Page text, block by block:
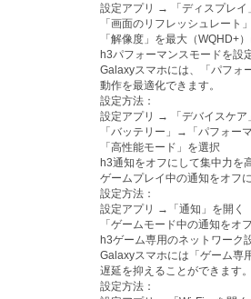
設定アプリ → 「ディスプレイ
「画面のリフレッシュレート
「解像度」を最大（WQHD+
h3パフォーマンスモードを設
Galaxyスマホには、「パフォ
動作を最適化できます。
設定方法：
設定アプリ → 「デバイスケア
「バッテリー」→「パフォー
「高性能モード」を選択
h3通知をオフにして集中力を
ゲームプレイ中の通知をオフ
設定方法：
設定アプリ →「通知」を開く
「ゲームモード中の通知をオ
h3ゲーム専用のネットワーク
Galaxyスマホには「ゲーム専
遅延を抑えることができます。
設定方法：